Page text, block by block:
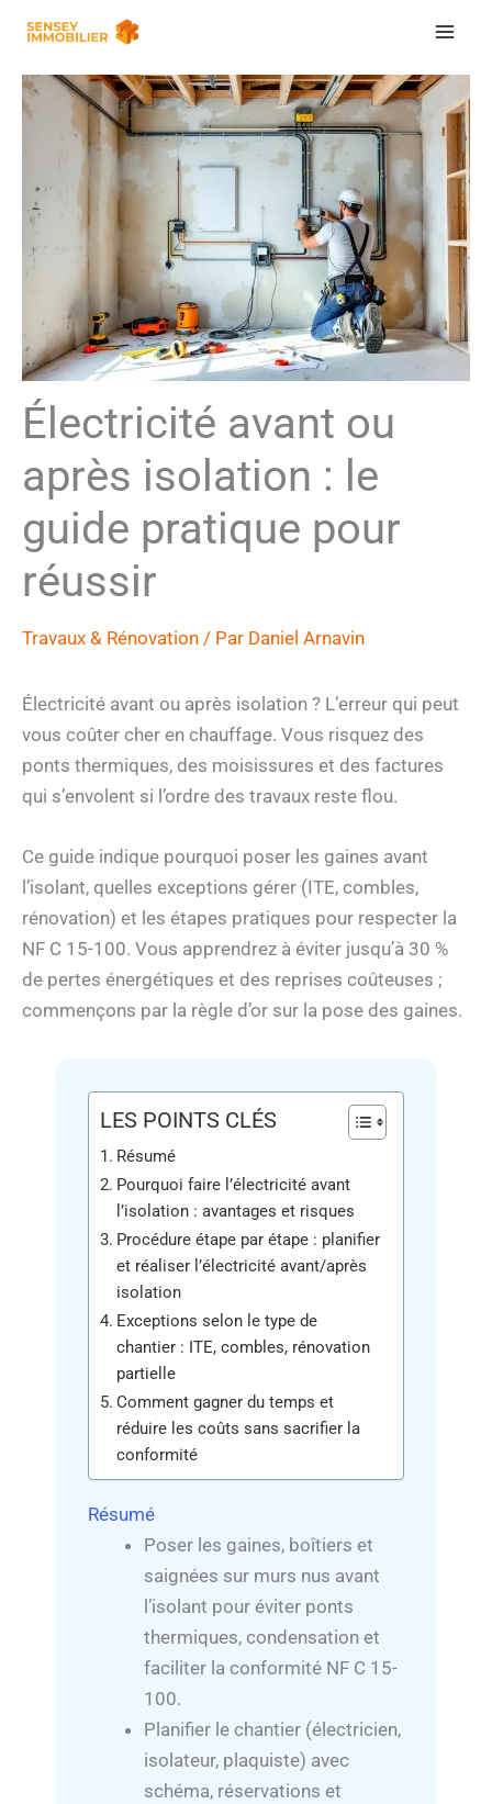
contenu
Électricité avant ou
après isolation : le
guide pratique pour
réussir
Travaux & Rénovation / Par Daniel Arnavin
Électricité avant ou après isolation ? L’erreur qui peut
vous coûter cher en chauffage. Vous risquez des
ponts thermiques, des moisissures et des factures
qui s’envolent si l’ordre des travaux reste flou.
Ce guide indique pourquoi poser les gaines avant
l’isolant, quelles exceptions gérer (ITE, combles,
rénovation) et les étapes pratiques pour respecter la
NF C 15-100. Vous apprendrez à éviter jusqu’à 30 %
de pertes énergétiques et des reprises coûteuses ;
commençons par la règle d’or sur la pose des gaines.
LES POINTS CLÉS
Résumé
Pourquoi faire l’électricité avant
l’isolation : avantages et risques
Procédure étape par étape : planifier
et réaliser l’électricité avant/après
isolation
Exceptions selon le type de
chantier : ITE, combles, rénovation
partielle
Comment gagner du temps et
réduire les coûts sans sacrifier la
conformité
Résumé
Poser les gaines, boîtiers et
saignées sur murs nus avant
l’isolant pour éviter ponts
thermiques, condensation et
faciliter la conformité NF C 15-
100.
Planifier le chantier (électricien,
isolateur, plaquiste) avec
schéma, réservations et